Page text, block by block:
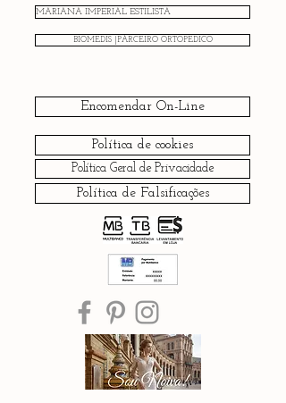
MARIANA IMPERIAL ESTILISTA
BIOMEDIS |PARCEIRO ORTOPÉDICO
Encomendar On-Line
Política de cookies
Política Geral de Privacidade
Política de Falsificações